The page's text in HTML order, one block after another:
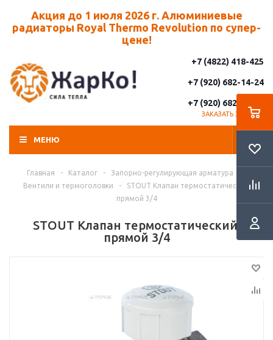
Акция до 1 июля 2026 г. Алюминиевые
радиаторы Royal Thermo Revolution по супер-
цене!
+7 (4822) 418-425
+7 (920) 682-14-24
+7 (920) 682-14-25
ЗАКАЗАТЬ ЗВОНОК
МЕНЮ
Главная - Каталог - Запорно-регулирующая арматура
Вентили и термоголовки
-
STOUT Клапан термостатический,
прямой 3/4
STOUT Клапан термостатический,
прямой 3/4